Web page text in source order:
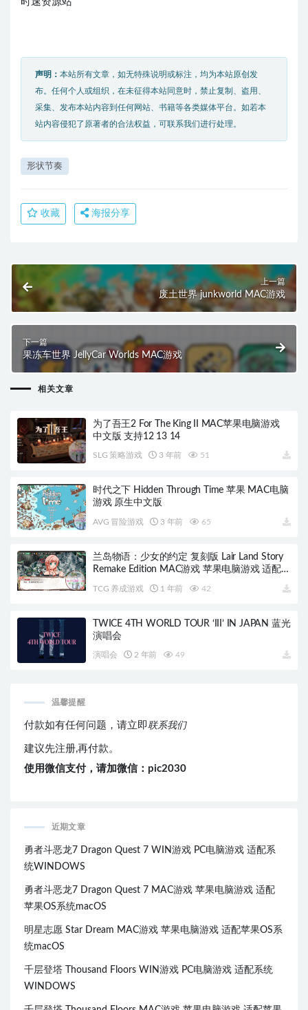
声明： 本站所有文章，如无特殊说明或标注，均为本站原创发
布。任何个人或组织，在未征得本站同意时，禁止复制、盗用、
采集、发布本站内容到任何网站、书籍等各类媒体平台。如若本
站内容侵犯了原著者的合法权益，可联系我们进行处理。
形状节奏
收藏 海报分享
上一篇
废土世界 junkworld MAC游戏
下一篇
果冻车世界 JellyCar Worlds MAC游戏
相关文章
为了吾王2 For The King II MAC苹果电脑游戏
中文版 支持12 13 14
SLG 策略游戏 3 年前 51
时代之下 Hidden Through Time 苹果 MAC电脑
游戏 原生中文版
AVG 冒险游戏 3 年前 65
兰岛物语：少女的约定 复刻版 Lair Land Story
Remake Edition MAC游戏 苹果电脑游戏 适配系
TCG 养成游戏 1 年前 42
TWICE 4TH WORLD TOUR ‘III’ IN JAPAN 蓝光
演唱会
演唱会 2 年前 49
温馨提醒
付款如有任何问题，请立即联系我们
建议先注册,再付款。
使用微信支付，请加微信：pic2030
近期文章
勇者斗恶龙7 Dragon Quest 7 WIN游戏 PC电脑游戏 适配系
统WINDOWS
勇者斗恶龙7 Dragon Quest 7 MAC游戏 苹果电脑游戏 适配
苹果OS系统macOS
明星志愿 Star Dream MAC游戏 苹果电脑游戏 适配苹果OS系
统macOS
千层登塔 Thousand Floors WIN游戏 PC电脑游戏 适配系统
WINDOWS